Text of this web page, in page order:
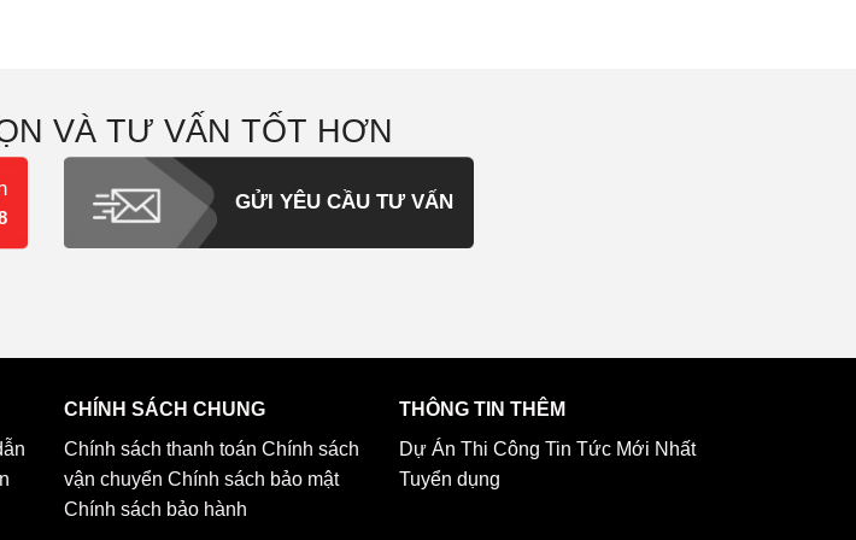
VÀ TƯ VẤN TỐT HƠN
GỬI YÊU CẦU TƯ VẤN
CHÍNH SÁCH CHUNG
Chính sách thanh toán Chính sách
vận chuyển Chính sách bảo mật
Chính sách bảo hành
THÔNG TIN THÊM
Dự Án Thi Công Tin Tức Mới Nhất
Tuyển dụng